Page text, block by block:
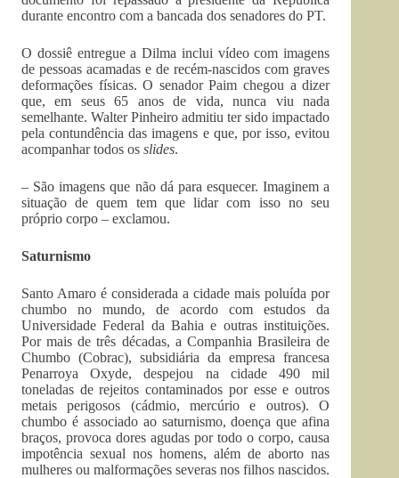
durante encontro com a bancada dos senadores do PT.
O dossiê entregue a Dilma inclui vídeo com imagens
de pessoas acamadas e de recém-nascidos com graves
deformações físicas. O senador Paim chegou a dizer
que, em seus 65 anos de vida, nunca viu nada
semelhante. Walter Pinheiro admitiu ter sido impactado
pela contundência das imagens e que, por isso, evitou
acompanhar todos os slides.
– São imagens que não dá para esquecer. Imaginem a
situação de quem tem que lidar com isso no seu
próprio corpo – exclamou.
Saturnismo
Santo Amaro é considerada a cidade mais poluída por
chumbo no mundo, de acordo com estudos da
Universidade Federal da Bahia e outras instituições.
Por mais de três décadas, a Companhia Brasileira de
Chumbo (Cobrac), subsidiária da empresa francesa
Penarroya Oxyde, despejou na cidade 490 mil
toneladas de rejeitos contaminados por esse e outros
metais perigosos (cádmio, mercúrio e outros). O
chumbo é associado ao saturnismo, doença que afina
braços, provoca dores agudas por todo o corpo, causa
impotência sexual nos homens, além de aborto nas
mulheres ou malformações severas nos filhos nascidos.